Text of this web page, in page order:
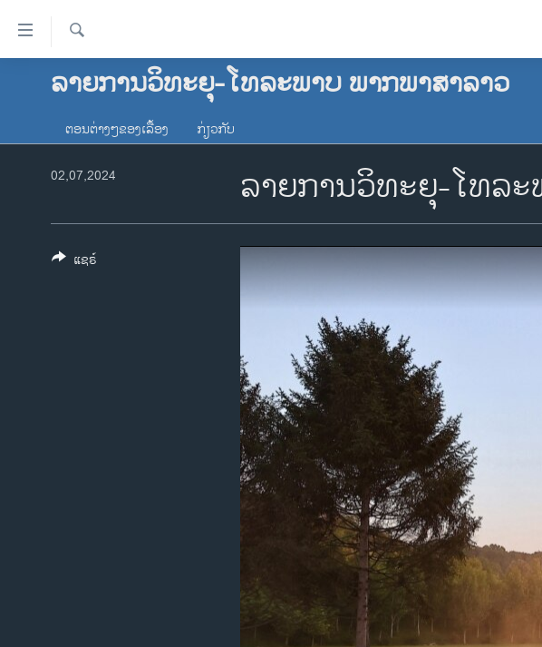
ລິ້ງ
ສຳຫລັບ
ຂ້າມ
ໂຮມເພຈ
ອາເມຣິກາ
ການເລືອກຕັ້ງ ປະທານາທີບໍດີ ສະຫະລັດ
ຂ່າວ​ຈີນ
ລາຍການວິທະຍຸ-ໂທລະພາບ ພາກພາສາລາວ
ຕອນຕ່າງໆຂອງເລື້ອງ ກ່ຽວກັບ
ລາຍການວິທະຍຸ-ໂທລ
02,07,2024
ແຊຣ໌